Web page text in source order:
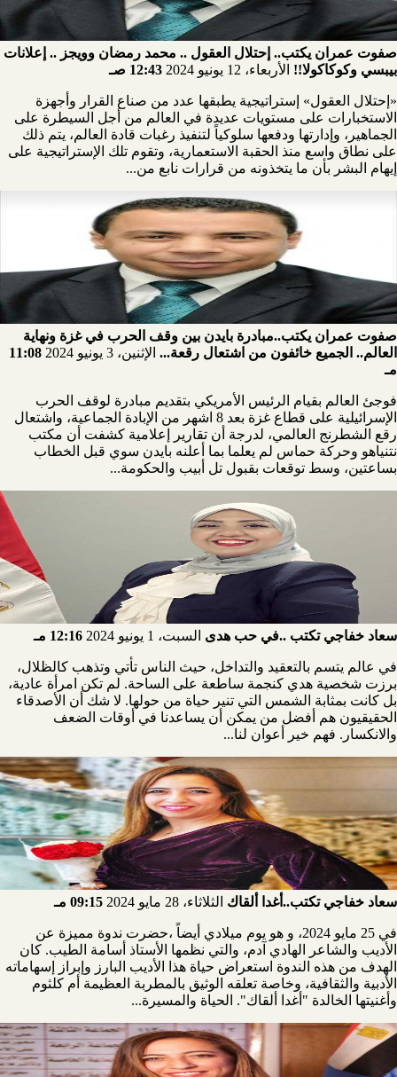
صفوت عمران يكتب.. إحتلال العقول .. محمد رمضان وويجز .. إعلانات
بيبسي وكوكاكولا!! الأربعاء، 12 يونيو 2024 12:43 صـ
«إحتلال العقول» إستراتيجية يطبقها عدد من صناع القرار وأجهزة
الاستخبارات على مستويات عديدة في العالم من أجل السيطرة على
الجماهير، وإدارتها ودفعها سلوكياً لتنفيذ رغبات قادة العالم، يتم ذلك
على نطاق واسع منذ الحقبة الاستعمارية، وتقوم تلك الإستراتيجية على
إيهام البشر بأن ما يتخذونه من قرارات نابع من...
صفوت عمران يكتب..مبادرة بايدن بين وقف الحرب في غزة ونهاية
العالم.. الجميع خائفون من اشتعال رقعة... الإثنين، 3 يونيو 2024
11:08
مـ
فوجئ العالم بقيام الرئيس الأمريكي بتقديم مبادرة لوقف الحرب
الإسرائيلية على قطاع غزة بعد 8 اشهر من الإبادة الجماعية، واشتعال
رقع الشطرنج العالمي، لدرجة أن تقارير إعلامية كشفت أن مكتب
نتنياهو وحركة حماس لم يعلما بما أعلنه بايدن سوي قبل الخطاب
بساعتين، وسط توقعات بقبول تل أبيب والحكومة...
سعاد خفاجي تكتب ..في حب هدى السبت، 1 يونيو 2024 12:16 مـ
في عالم يتسم بالتعقيد والتداخل، حيث الناس تأتي وتذهب كالظلال،
برزت شخصية هدي كنجمة ساطعة على الساحة. لم تكن امرأة عادية،
بل كانت بمثابة الشمس التي تنير حياة من حولها. لا شك أن الأصدقاء
الحقيقيون هم أفضل من يمكن أن يساعدنا في أوقات الضعف
والانكسار. فهم خير أعوان لنا...
سعاد خفاجي تكتب..أغدا ألقاك الثلاثاء، 28 مايو 2024 09:15 مـ
في 25 مايو 2024، و هو يوم ميلادي أيضاً ،حضرت ندوة مميزة عن
الأديب والشاعر الهادي آدم، والتي نظمها الأستاذ أسامة الطيب. كان
الهدف من هذه الندوة استعراض حياة هذا الأديب البارز وإبراز إسهاماته
الأدبية والثقافية، وخاصة تعلقه الوثيق بالمطربة العظيمة أم كلثوم
وأغنيتها الخالدة "أغدا ألقاك". الحياة والمسيرة...